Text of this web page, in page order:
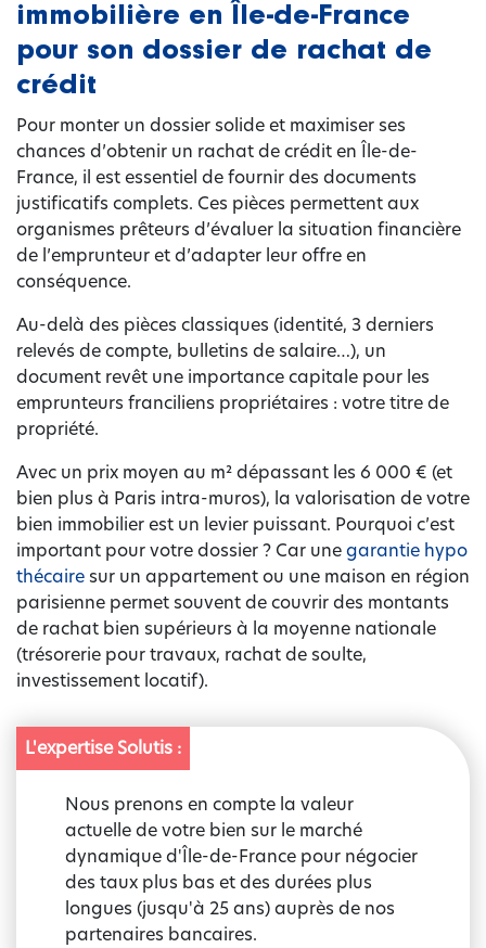
immobilière en Île-de-France
pour son dossier de rachat de
crédit
Pour monter un dossier solide et maximiser ses
chances d’obtenir un rachat de crédit en Île-de-
France, il est essentiel de fournir des documents
justificatifs complets. Ces pièces permettent aux
organismes prêteurs d’évaluer la situation financière
de l’emprunteur et d’adapter leur offre en
conséquence.
Au-delà des pièces classiques (identité, 3 derniers
relevés de compte, bulletins de salaire…), un
document revêt une importance capitale pour les
emprunteurs franciliens propriétaires : votre titre de
propriété.
Avec un prix moyen au m² dépassant les 6 000 € (et
bien plus à Paris intra-muros), la valorisation de votre
bien immobilier est un levier puissant. Pourquoi c’est
important pour votre dossier ? Car unegarantie hypo
thécaire sur un appartement ou une maison en région
parisienne permet souvent de couvrir des montants
de rachat bien supérieurs à la moyenne nationale
(trésorerie pour travaux, rachat de soulte,
investissement locatif).
L'expertise Solutis :
Nous prenons en compte la valeur
actuelle de votre bien sur le marché
dynamique d'Île-de-France pour négocier
des taux plus bas et des durées plus
longues (jusqu'à 25 ans) auprès de nos
partenaires bancaires.